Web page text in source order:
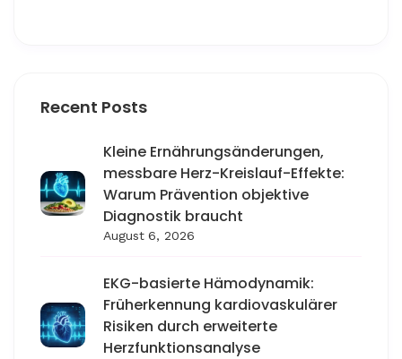
Recent Posts
Kleine Ernährungsänderungen,
messbare Herz-Kreislauf-Effekte:
Warum Prävention objektive
Diagnostik braucht
August 6, 2026
EKG-basierte Hämodynamik:
Früherkennung kardiovaskulärer
Risiken durch erweiterte
Herzfunktionsanalyse